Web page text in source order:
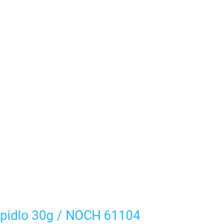
30g / NOCH 61104